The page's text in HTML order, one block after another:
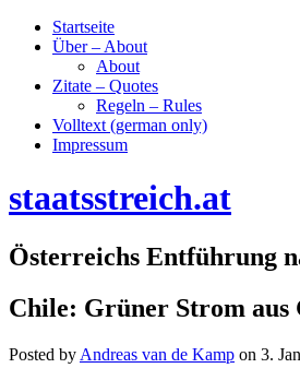
Startseite
Über – About
About
Zitate – Quotes
Regeln – Rules
Volltext (german only)
Impressum
staatsstreich.at
Österreichs Entführung
Chile: Grüner Strom aus
Posted by Andreas van de Kamp on 3.